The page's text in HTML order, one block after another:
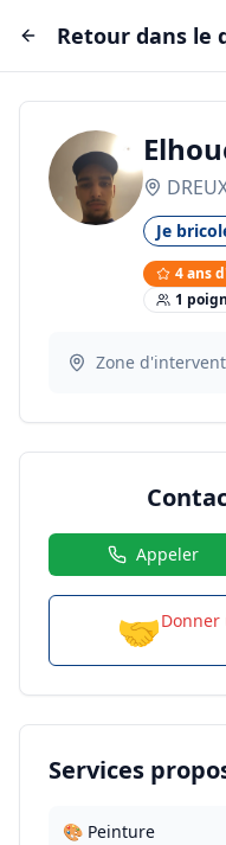
Retour dans le
Je
4ans
1
Zone
Appeler
🤝Donner
Services
🎨 Peinture